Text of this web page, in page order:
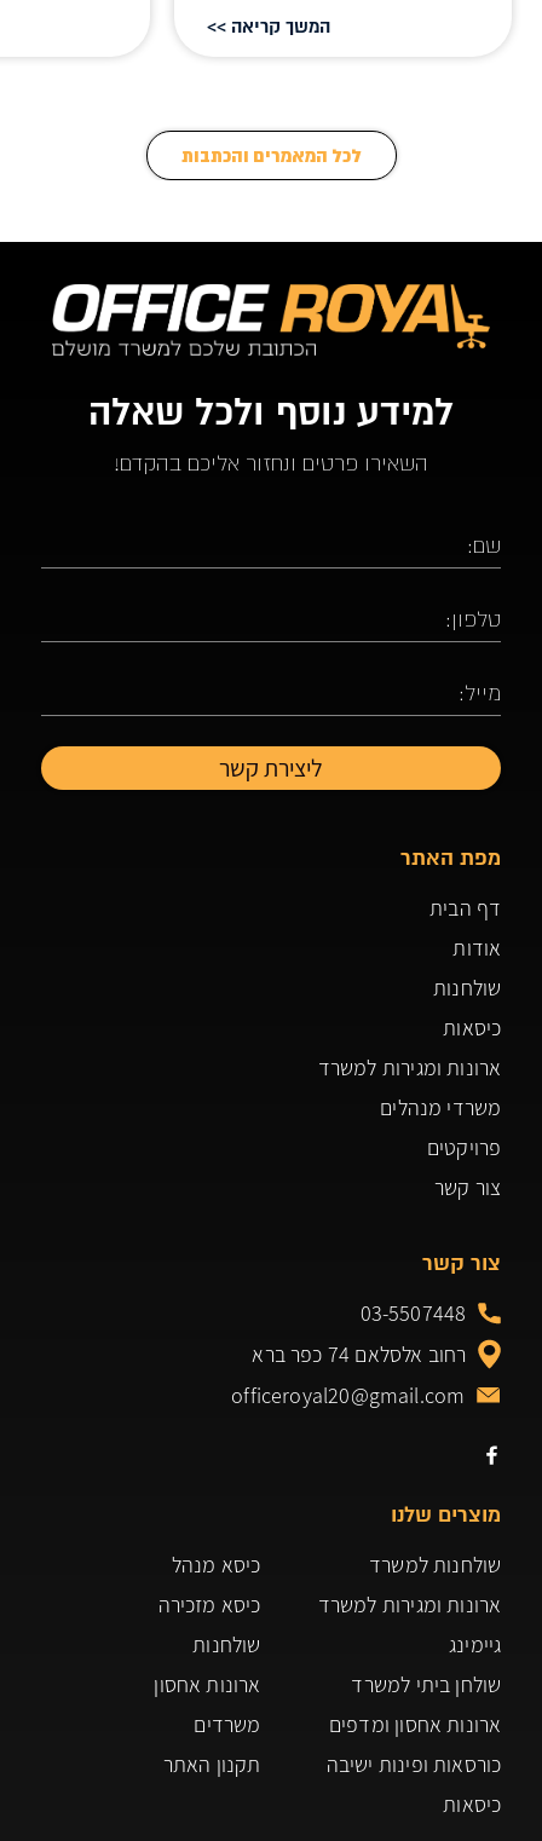
המשך קריאה >>
לכל המאמרים והכתבות
למידע נוסף ולכל שאלה
השאירו פרטים ונחזור אליכם בהקדם!
מפת האתר
דף הבית
אודות
שולחנות
כיסאות
ארונות ומגירות למשרד
משרדי מנהלים
פרויקטים
צור קשר
מוצרים שלנו
שולחנות למשרד
ארונות ומגירות למשרד
גיימינג
שולחן ביתי למשרד
ארונות אחסון ומדפים
כורסאות ופינות ישיבה
כיסאות
כיסא מנהל
כיסא מזכירה
שולחנות
ארונות אחסון
משרדים
תקנון האתר
צור קשר
03-5507448
רחוב אלסלאם 74 כפר ברא
officeroyal20@gmail.com